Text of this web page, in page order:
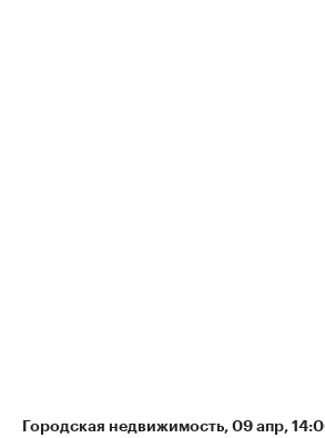
Городская недвижимость 09 апр,